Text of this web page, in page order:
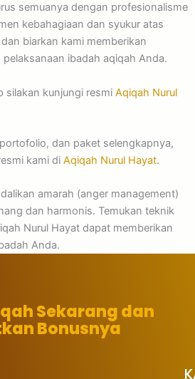
semuanya dengan profesionalisme
kebahagiaan dan syukur atas
biarkan kami memberikan
ibadah aqiqah Anda.
silakan kunjungi resmi Aqiqah Nurul
dan paket selengkapnya,
kami di Aqiqah Nurul Hayat.
amarah (anger management)
dan harmonis. Temukan teknik
Nurul Hayat dapat memberikan
Anda.
Sekarang dan
Bonusnya